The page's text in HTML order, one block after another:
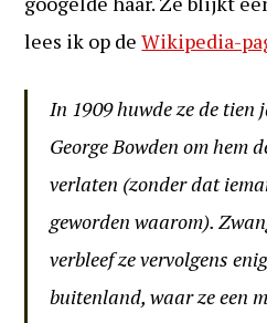
lees ik op deWikipedia-
In 1909 huwde ze de tien
George Bowden om hem
verlaten (zonder dat
geworden waarom).
verbleef ze vervolgens
buitenland, waar ze een